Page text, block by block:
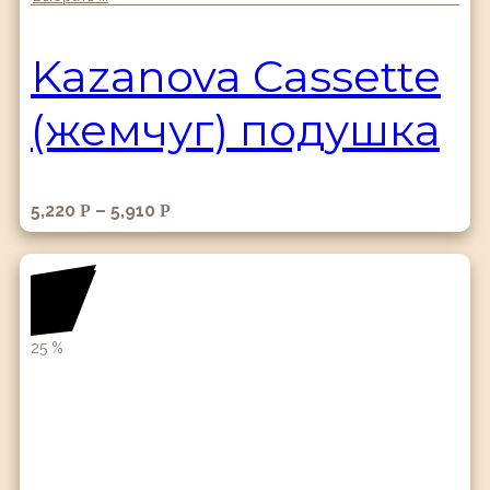
Kazanova Cassette
(жемчуг) подушка
5,220 Р – 5,910 Р
25 %